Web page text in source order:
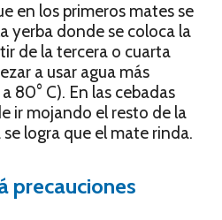
en los primeros mates se
yerba donde se coloca la
de la tercera o cuarta
a usar agua más
80° C). En las cebadas
ir mojando el resto de la
logra que el mate rinda.
precauciones